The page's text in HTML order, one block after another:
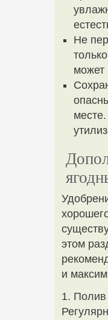
Не
может
этом
и
1. Полив